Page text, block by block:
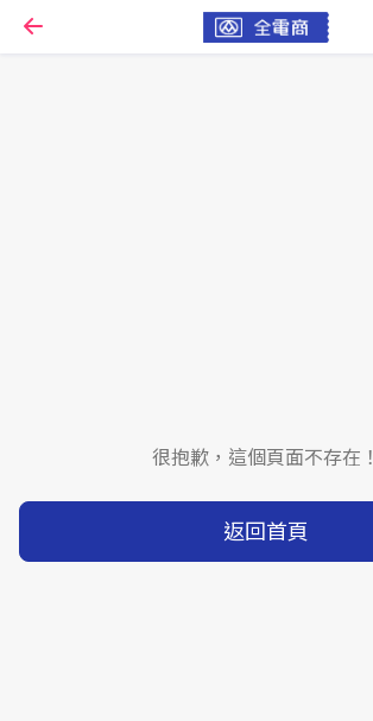
很抱歉，這個頁面不存在！
返回首頁